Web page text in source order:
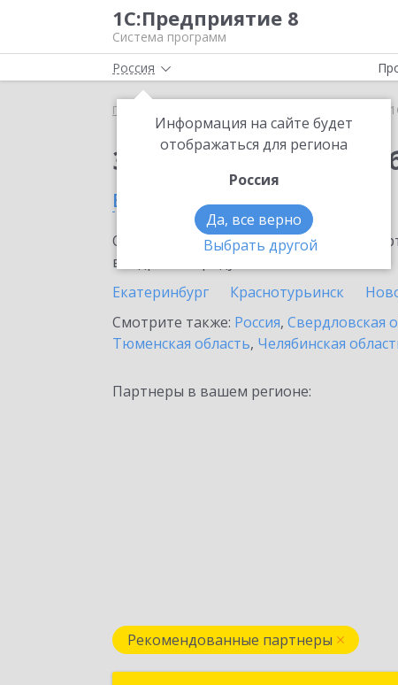
1С:Предприятие 8
Система программ
Россия
Информация на сайте будет
отображаться для региона
Россия
Да, все верно
Выбрать другой
Главная
Заказать 1С:Бизнес-
в Ревде
Ознакомьтесь с информационными
внедрение продукта.
Екатеринбург
Краснотурьинск
Смотрите также: Россия, Свердловская
Тюменская область, Челябинская
Партнеры в вашем регионе:
Рекомендованные партнеры